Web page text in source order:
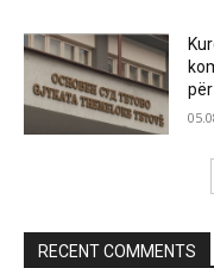
RECENT COMMENTS